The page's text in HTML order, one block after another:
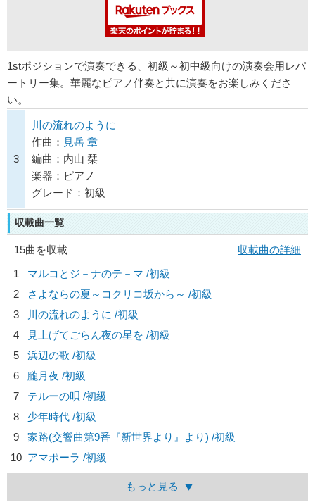
1stポジションで演奏できる、初級～初中級向けの演奏会用レパ
ートリー集。華麗なピアノ伴奏と共に演奏をお楽しみくださ
い。
3
川の流れのように
作曲： 見岳 章
編曲：内山 栞
楽器：ピアノ
グレード：初級
収載曲一覧
15曲を収載
収載曲の詳細
1
マルコとジ－ナのテ－マ /初級
2
さよならの夏～コクリコ坂から～ /初級
3
川の流れのように /初級
4
見上げてごらん夜の星を /初級
5
浜辺の歌 /初級
6
朧月夜 /初級
7
テルーの唄 /初級
8
少年時代 /初級
9
家路(交響曲第9番『新世界より』より) /初級
10 アマポーラ /初級
もっと見る